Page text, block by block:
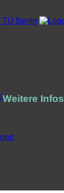
Weitere Infos